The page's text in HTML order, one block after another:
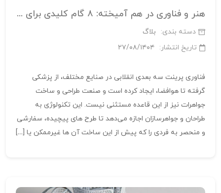
هنر و فناوری در هم آمیخته: ۸ گام کلیدی برای طراحی و پرینت سه‌ بعدی جواهرات
دسته بندی:
بلاگ
تاریخ انتشار: ۲۷/۰۸/۱۴۰۴
فناوری پرینت سه‌ بعدی انقلابی در صنایع مختلف، از پزشکی
گرفته تا هوافضا، ایجاد کرده است و صنعت طراحی و ساخت
جواهرات نیز از این قاعده مستثنی نیست. این تکنولوژی به
طراحان و جواهرسازان اجازه می‌دهد تا طرح‌ های پیچیده، سفارشی
و منحصر به‌ فردی را که پیش از این ساخت آن‌ ها غیرممکن یا […]